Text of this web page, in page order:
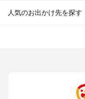
人気のお出かけ先を探す
関西のプールおでかけ